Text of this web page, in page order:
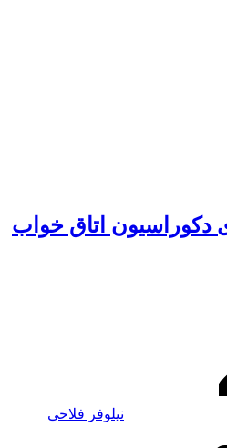
دکوراسیون اتاق خواب
نیلوفر فلاحی